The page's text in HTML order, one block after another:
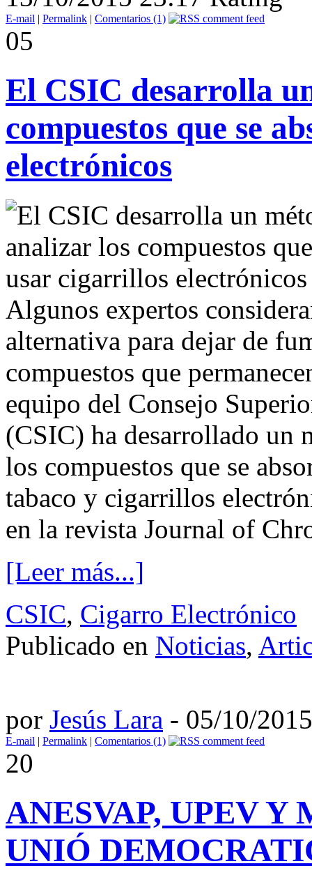
E-mail | Permalink | Comentarios (1)
05
El CSIC desarrolla
compuestos que se
electrónicos
Algunos expertos
alternativa para dejar de
compuestos que
equipo del Consejo
(CSIC) ha desarrollado un
los compuestos que se
tabaco y cigarrillos
en la revista Journal of
[Leer más...]
CSIC, Cigarro Electrónico
Publicado en Noticias,
por Jesús Lara - 05/10/
E-mail | Permalink | Comentarios (1)
20
ANESVAP, UPEV Y
UNIÓ